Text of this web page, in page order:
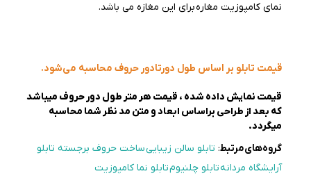
نمای کامپوزیت مغاره برای این مغازه می باشد.
قیمت تابلو بر اساس طول دورتادور حروف محاسبه می‌شود.
قیمت نمایش داده شده ، قیمت هر متر طول دور حروف میباشد
که بعد از طراحی براساس ابعاد و متن مد نظر شما محاسبه
میگردد.
گروه‌های‌مرتبط: تابلو سالن زیباییساخت حروف برجسته تابلو
آرایشگاه مردانهتابلو چلنیومتابلو نما کامپوزیت